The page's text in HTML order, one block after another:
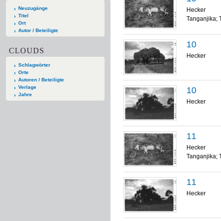
Neuzugänge
Titel
Ort
Autor / Beteiligte
CLOUDS
Schlagwörter
Orte
Autoren / Beteiligte
Verlage
Jahre
Hecker
Tanganjika;
10
Hecker
10
Hecker
11
Hecker
Tanganjika;
11
Hecker